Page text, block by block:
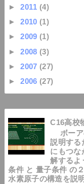
►2011 (4)
►2010 (1)
►2009 (1)
►2008 (3)
►2007 (27)
►2006 (27)
C16高校
ボーア
説明する
にもつな
解する
条件 と 量子条件 の
水素原子の構造を説